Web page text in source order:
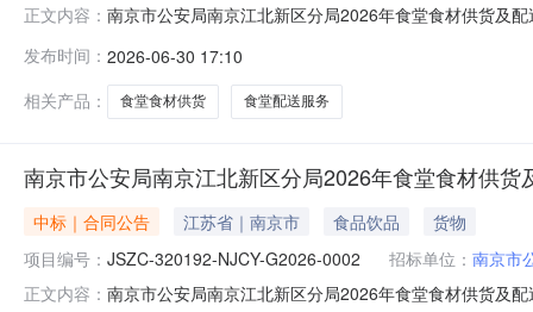
正文内容： 南京市公安局南京江北新区分局2026年食堂食材供货及
年食堂食材供货及配送服务合同签订日期2026-03-26采
发布时间： 2026-06-30 17:10
相关产品：
食堂食材供货 食堂配送服务
南京市公安局南京江北新区分局2026年食堂食材供货
中标｜合同公告 江苏省｜南京市 食品饮品
货物
项目编号： JSZC-320192-NJCY-G2026-0002 招标单位： 南京市
正文内容： 南京市公安局南京江北新区分局2026年食堂食材供货及